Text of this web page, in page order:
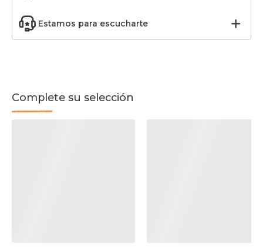
Estamos para escucharte
Complete su selección